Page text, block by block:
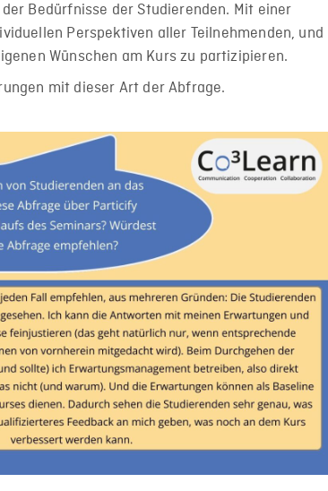
Bedürfnisse der Studierenden. Mit einer
Perspektiven aller Teilnehmenden, und
Wünschen am Kurs zu partizipieren.
mit dieser Art der Abfrage.